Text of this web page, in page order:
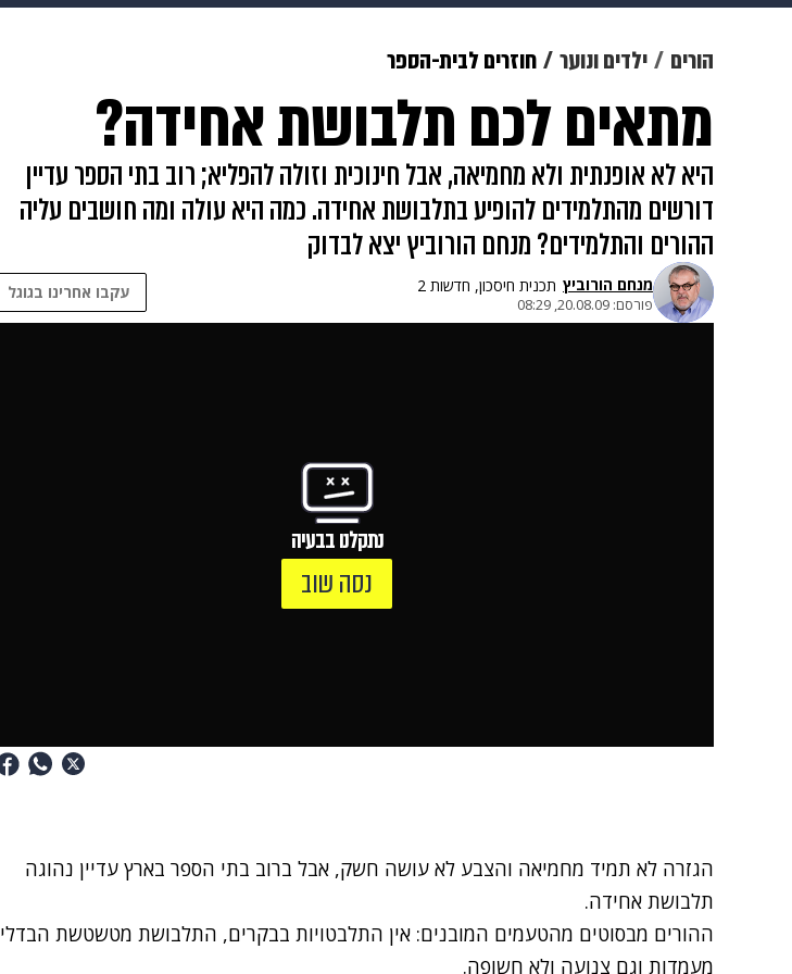
תרבות צבא וביטחון makoZ
גאווה ויוה משפט תשעה חודשים מתכונים פרויקטים מיוחדים
הורים ילדים ונוער חוזרים לבית-הספר
מתאים לכם תלבושת אחידה?
היא לא אופנתית ולא מחמיאה, אבל חינוכית וזולה להפליא; רוב בתי הספר עדיין
דורשים מהתלמידים להופיע בתלבושת אחידה. כמה היא עולה ומה חושבים עליה
ההורים והתלמידים? מנחם הורוביץ יצא לבדוק
מנחם הורוביץ תכנית חיסכון, חדשות 2
פורסם: 20.08.09, 08:29
עקבו אחרינו בגוגל
נתקלנו בבעיה
נסה שוב
הגזרה לא תמיד מחמיאה והצבע לא עושה חשק, אבל ברוב בתי הספר בארץ עדיין נהוגה
תלבושת אחידה.
ההורים מבסוטים מהטעמים המובנים: אין התלבטויות בבקרים, התלבושת מטשטשת הבדלי
מעמדות וגם צנועה ולא חשופה.